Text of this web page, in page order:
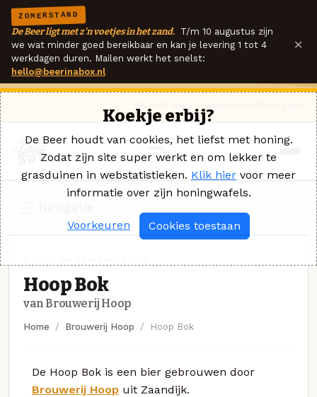
ZOMERSTAND
De Beer ligt met z'n voetjes in het zand. T/m 10 augustus zijn
we wat minder goed bereikbaar en kan je levering 1 tot 4
werkdagen duren. Mailen werkt het snelst:
hello@beerinabox.nl
×
Hoop Bok
van Brouwerij Hoop
Home Brouwerij Hoop Hoop Bok
De Hoop Bok is een bier gebrouwen door
Brouwerij Hoop uit Zaandijk.
Koekje erbij?
De Beer houdt van cookies, het liefst met honing.
Zodat zijn site super werkt en om lekker te
grasduinen in webstatistieken. Klik hier voor meer
informatie over zijn honingwafels.
Voorkeuren Cookies toestaan